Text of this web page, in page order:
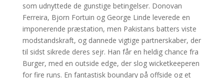
som udnyttede de gunstige betingelser. Donovan
Ferreira, Bjorn Fortuin og George Linde leverede en
imponerende præstation, men Pakistans batters viste
modstandskraft, og dannede vigtige partnerskaber, der
til sidst sikrede deres sejr. Han får en heldig chance fra
Burger, med en outside edge, der slog wicketkeeperen
for fire runs. En fantastisk boundary på offside og et